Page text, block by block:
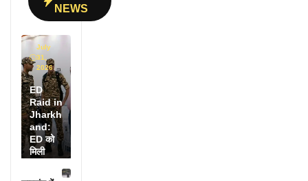
NEWS
July
31,
2026
ED
Raid in
Jharkh
and:
ED को
मिली
25